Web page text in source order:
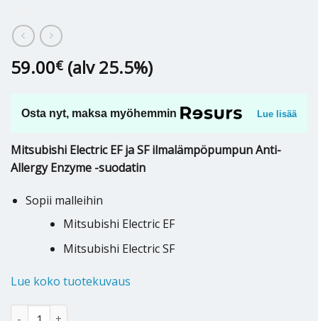
59.00€ (alv 25.5%)
Osta nyt, maksa myöhemmin Lue lisää
Mitsubishi Electric EF ja SF ilmalämpöpumpun Anti-
Allergy Enzyme -suodatin
Sopii malleihin
Mitsubishi Electric EF
Mitsubishi Electric SF
Lue koko tuotekuvaus
Anti-Allergy Enzyme suodatin Mitsubishi EF,SF / MAC-2320FT
Alternative: